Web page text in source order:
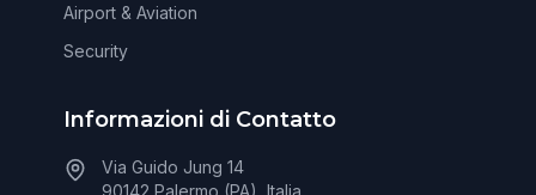
Airport & Aviation
Security
Informazioni di Contatto
Via Guido Jung 14
90142 Palermo (PA), Italia